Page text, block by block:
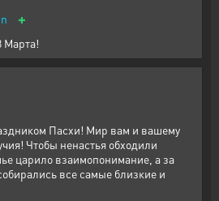
+
Марта!
Пасхи! Мир вам и вашему
Чтобы ненастья обходили
царило взаимопонимание, а за
все самые близкие и